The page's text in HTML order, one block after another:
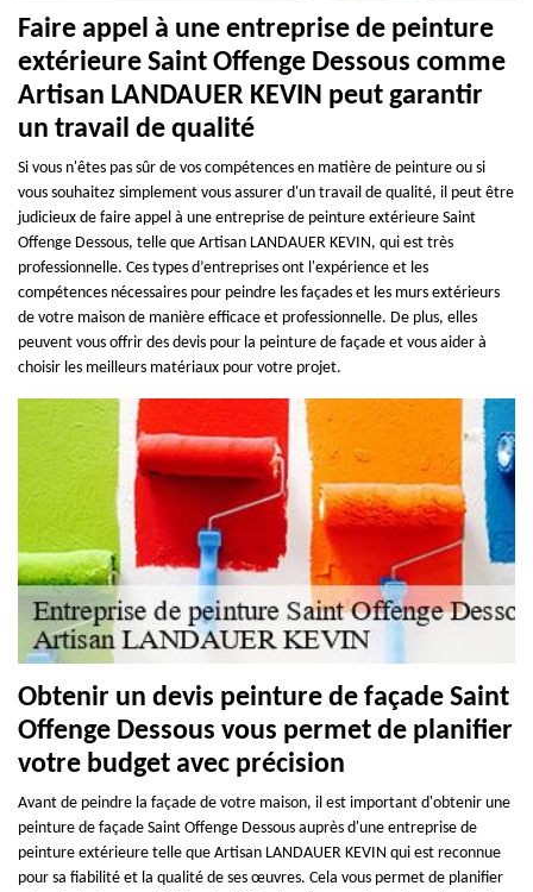
Faire appel à une entreprise de peinture
extérieure Saint Offenge Dessous comme
Artisan LANDAUER KEVIN peut garantir
un travail de qualité
Si vous n'êtes pas sûr de vos compétences en matière de peinture ou si
vous souhaitez simplement vous assurer d'un travail de qualité, il peut être
judicieux de faire appel à une entreprise de peinture extérieure Saint
Offenge Dessous, telle que Artisan LANDAUER KEVIN, qui est très
professionnelle. Ces types d’entreprises ont l'expérience et les
compétences nécessaires pour peindre les façades et les murs extérieurs
de votre maison de manière efficace et professionnelle. De plus, elles
peuvent vous offrir des devis pour la peinture de façade et vous aider à
choisir les meilleurs matériaux pour votre projet.
Obtenir un devis peinture de façade Saint
Offenge Dessous vous permet de planifier
votre budget avec précision
Avant de peindre la façade de votre maison, il est important d'obtenir une
peinture de façade Saint Offenge Dessous auprès d'une entreprise de
peinture extérieure telle que Artisan LANDAUER KEVIN qui est reconnue
pour sa fiabilité et la qualité de ses œuvres. Cela vous permet de planifier